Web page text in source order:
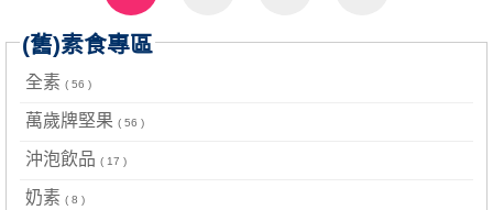
(舊)素食專區
全素 ( 56 )
萬歲牌堅果 ( 56 )
沖泡飲品 ( 17 )
奶素 ( 8 )